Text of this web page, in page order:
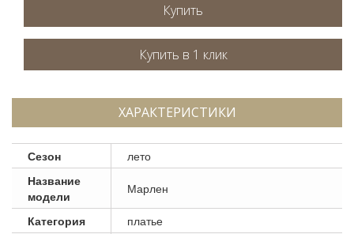
Купить
ХАРАКТЕРИСТИКИ
Сезон
лето
Название
модели
Марлен
Категория
платье